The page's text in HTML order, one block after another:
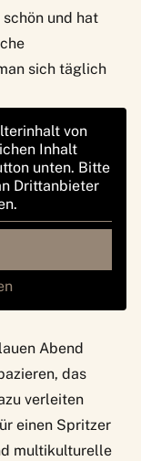
und hat
sich täglich
von
Inhalt
unten. Bitte
Drittanbieter
Abend
das
verleiten
einen Spritzer
multikulturelle